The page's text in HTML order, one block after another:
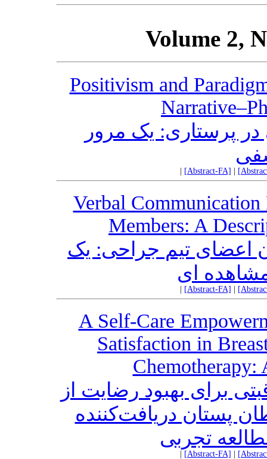
Volume 2,
Positivism and
در پرستاری: یک مرور
[Abstract-FA]
Verbal Communication
Members: A
اعضای تیم جراحی: یک
ای
[Abstract-FA]
A Self-Care
Satisfaction in
Chemotherapy:
برای بهبود رضایت از
پستان دریافت‌کننده
تجربی
[Abstract-FA]